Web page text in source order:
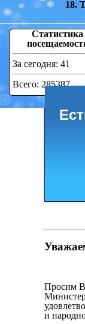
18.
Просим
и
Статистика
За сегодня: 41
Всего: 285387